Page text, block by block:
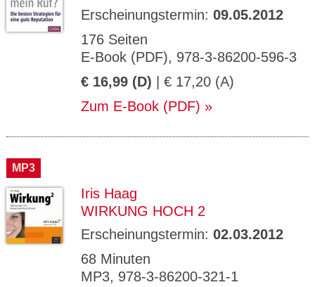
Erscheinungstermin: 09.05.2012
176 Seiten
E-Book (PDF), 978-3-86200-596-3
€ 16,99 (D) | € 17,20 (A)
Zum E-Book (PDF)
MP3
Iris Haag
WIRKUNG HOCH 2
Erscheinungstermin: 02.03.2012
68 Minuten
MP3, 978-3-86200-321-1